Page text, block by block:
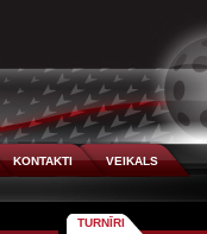
KONTAKTI
VEIKALS
TURNĪRI